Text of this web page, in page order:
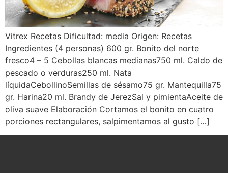
Vitrex Recetas Dificultad: media Origen: Recetas
Ingredientes (4 personas) 600 gr. Bonito del norte
fresco4 – 5 Cebollas blancas medianas750 ml. Caldo de
pescado o verduras250 ml. Nata
líquidaCebollinoSemillas de sésamo75 gr. Mantequilla75
gr. Harina20 ml. Brandy de JerezSal y pimientaAceite de
oliva suave Elaboración Cortamos el bonito en cuatro
porciones rectangulares, salpimentamos al gusto […]